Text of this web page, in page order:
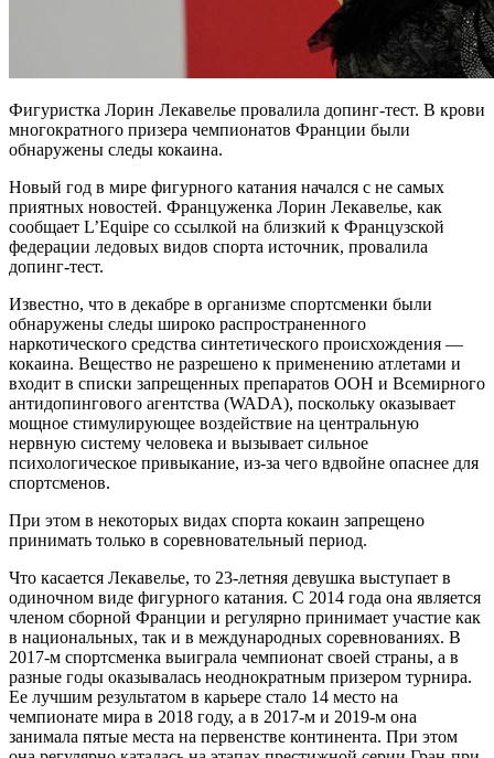
Фигуристка Лорин Лекавелье провалила допинг-тест. В крови
многократного призера чемпионатов Франции были
обнаружены следы кокаина.
Новый год в мире фигурного катания начался с не самых
приятных новостей. Француженка Лорин Лекавелье, как
сообщает L’Equipe со ссылкой на близкий к Французской
федерации ледовых видов спорта источник, провалила
допинг-тест.
Известно, что в декабре в организме спортсменки были
обнаружены следы широко распространенного
наркотического средства синтетического происхождения —
кокаина. Вещество не разрешено к применению атлетами и
входит в списки запрещенных препаратов ООН и Всемирного
антидопингового агентства (WADA), поскольку оказывает
мощное стимулирующее воздействие на центральную
нервную систему человека и вызывает сильное
психологическое привыкание, из-за чего вдвойне опаснее для
спортсменов.
При этом в некоторых видах спорта кокаин запрещено
принимать только в соревновательный период.
Что касается Лекавелье, то 23-летняя девушка выступает в
одиночном виде фигурного катания. С 2014 года она является
членом сборной Франции и регулярно принимает участие как
в национальных, так и в международных соревнованиях. В
2017-м спортсменка выиграла чемпионат своей страны, а в
разные годы оказывалась неоднократным призером турнира.
Ее лучшим результатом в карьере стало 14 место на
чемпионате мира в 2018 году, а в 2017-м и 2019-м она
занимала пятые места на первенстве континента. При этом